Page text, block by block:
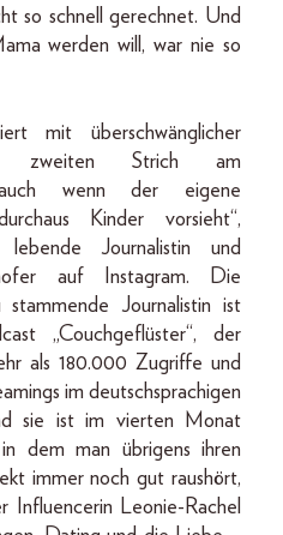
so schnell gerechnet. Und
werden will, war nie so
mit überschwänglicher
zweiten Strich am
auch wenn der eigene
Kinder vorsieht“,
Journalistin und
auf Instagram. Die
stammende Journalistin ist
„Couchgeflüster“, der
als 180.000 Zugriffe und
im deutschsprachigen
sie ist im vierten Monat
dem man übrigens ihren
immer noch gut raushört,
Influencerin Leonie-Rachel